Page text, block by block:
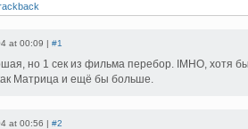
at 00:09 | #1
но 1 сек из фильма перебор. IMHO, хотя
Матрица и ещё бы больше.
at 00:56 | #2